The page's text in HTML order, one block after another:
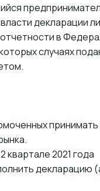
декларации
в
случаях
.
квартале 2021 года
декларацию